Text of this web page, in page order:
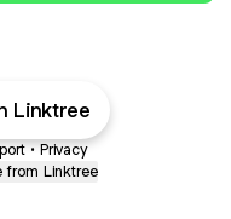
Linktree
• Privacy
from Linktree